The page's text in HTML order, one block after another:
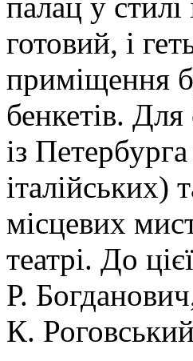
готовий, і
приміщення
бенкетів.
із
італійських)
місцевих
театрі. До
Р.
К.